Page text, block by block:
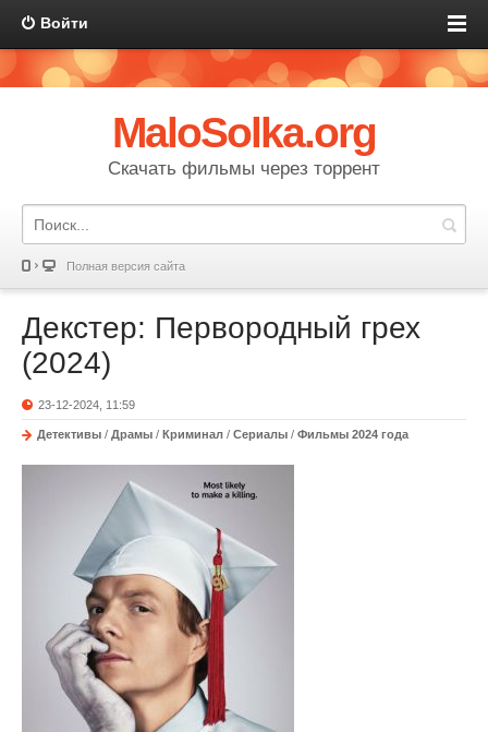
Войти
MaloSolka.org
Скачать фильмы через торрент
Полная версия сайта
Декстер: Первородный грех
(2024)
23-12-2024, 11:59
Детективы / Драмы / Криминал / Сериалы / Фильмы 2024 года